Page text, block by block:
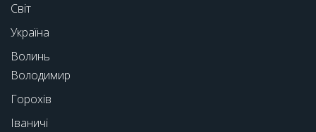
Світ
Україна
Волинь
Володимир
Горохів
Іваничі